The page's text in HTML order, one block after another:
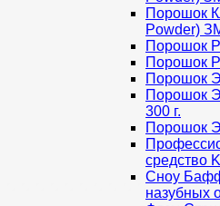
Порошок
Powder)
Порошок
Порошок
Порошок
Порошок
300 г.
Порошок
средство
Сноу
назубных